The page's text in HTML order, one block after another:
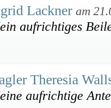
Lackner am
aufrichtiges
Theresia
aufrichtige